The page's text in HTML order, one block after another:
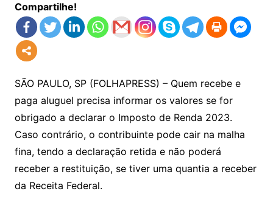
Compartilhe!
SÃO PAULO, SP (FOLHAPRESS) – Quem recebe e
paga aluguel precisa informar os valores se for
obrigado a declarar o Imposto de Renda 2023.
Caso contrário, o contribuinte pode cair na malha
fina, tendo a declaração retida e não poderá
receber a restituição, se tiver uma quantia a receber
da Receita Federal.